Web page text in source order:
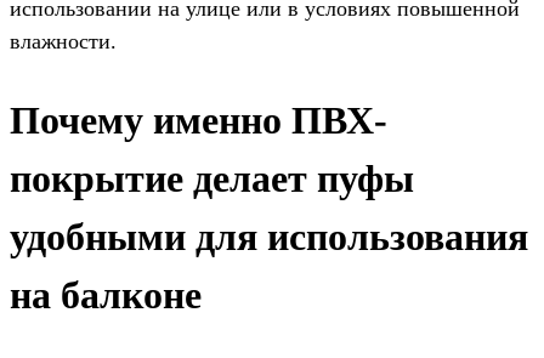
использовании на улице или в условиях повышенной
влажности.
Почему именно ПВХ-
покрытие делает пуфы
удобными для использования
на балконе